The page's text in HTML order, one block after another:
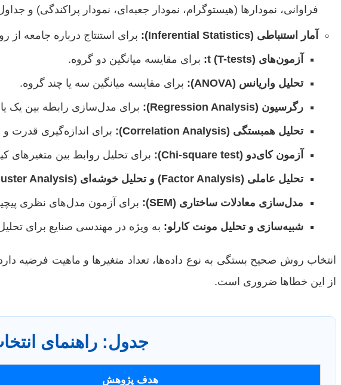
فراوانی، نمودارها (هیستوگرام، نمودار جعبه‌ای، نمودار پراکندگی) و
آمار استنباطی (Inferential Statistics):
برای استنتاج درباره جامعه
آزمون‌های t (T-tests):
برای مقایسه میانگین دو گروه.
تحلیل واریانس (ANOVA):
برای مقایسه میانگین سه یا چند گروه.
رگرسیون (Regression Analysis):
برای مدل‌سازی رابطه بین یک
تحلیل همبستگی (Correlation Analysis):
برای اندازه‌گیری قدرت
آزمون کای‌دو (Chi-square test):
برای تحلیل روابط بین متغیرهای
تحلیل عاملی (Factor Analysis) و تحلیل خوشه‌ای (Cluster Analysis):
مدل‌سازی معادلات ساختاری (SEM):
برای آزمون مدل‌های نظری
شبیه‌سازی و تحلیل مونت کارلو: به ویژه در مهندسی صنایع برای
انتخاب روش صحیح بستگی به نوع داده‌ها، تعداد متغیرها و ماهیت فرضیه دارد.
از این خطاها ضروری است.
جدول: راهنمای
هدف پژوهش